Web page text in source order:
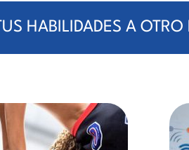
HABILIDADES A